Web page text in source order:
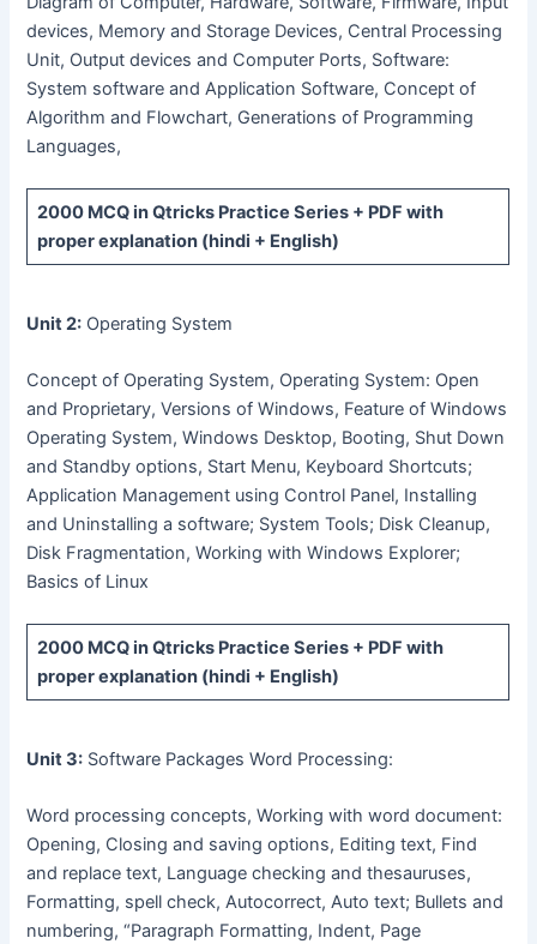
devices, Memory and Storage Devices, Central Processing
Unit, Output devices and Computer Ports, Software:
System software and Application Software, Concept of
Algorithm and Flowchart, Generations of Programming
Languages,
2000 MCQin Qtricks Practice Series + PDF with
proper explanation (hindi + English)
Unit 2: Operating System
Concept of Operating System, Operating System: Open
and Proprietary, Versions of Windows, Feature of Windows
Operating System, Windows Desktop, Booting, Shut Down
and Standby options, Start Menu, Keyboard Shortcuts;
Application Management using Control Panel, Installing
and Uninstalling a software; System Tools; Disk Cleanup,
Disk Fragmentation, Working with Windows Explorer;
Basics of Linux
2000 MCQin Qtricks Practice Series + PDF with
proper explanation (hindi + English)
Unit 3: Software Packages Word Processing:
Word processing concepts, Working with word document:
Opening, Closing and saving options, Editing text, Find
and replace text, Language checking and thesauruses,
Formatting, spell check, Autocorrect, Auto text; Bullets and
numbering, “Paragraph Formatting, Indent, Page